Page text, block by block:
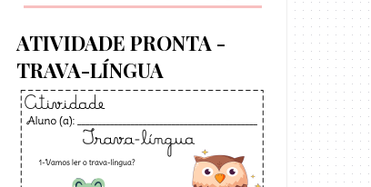
ATIVIDADE PRONTA -
TRAVA-LÍNGUA